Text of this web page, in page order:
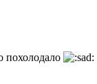
похолодало